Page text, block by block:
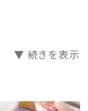
だけます。
）※時期に
▼ 続きを表示